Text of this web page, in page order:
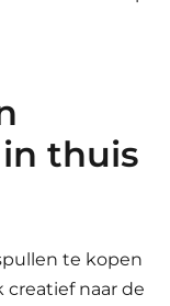
thuis
te kopen
naar de